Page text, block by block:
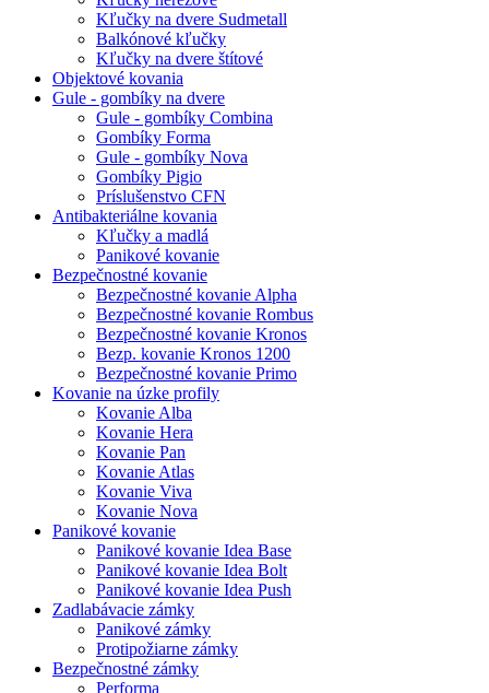
Kľučky na dvere Sudmetall
Balkónové kľučky
Kľučky na dvere štítové
Objektové kovania
Gule - gombíky na dvere
Gule - gombíky Combina
Gombíky Forma
Gule - gombíky Nova
Gombíky Pigio
Príslušenstvo CFN
Antibakteriálne kovania
Kľučky a madlá
Panikové kovanie
Bezpečnostné kovanie
Bezpečnostné kovanie Alpha
Bezpečnostné kovanie Rombus
Bezpečnostné kovanie Kronos
Bezp. kovanie Kronos 1200
Bezpečnostné kovanie Primo
Kovanie na úzke profily
Kovanie Alba
Kovanie Hera
Kovanie Pan
Kovanie Atlas
Kovanie Viva
Kovanie Nova
Panikové kovanie
Panikové kovanie Idea Base
Panikové kovanie Idea Bolt
Panikové kovanie Idea Push
Zadlabávacie zámky
Panikové zámky
Protipožiarne zámky
Bezpečnostné zámky
Performa